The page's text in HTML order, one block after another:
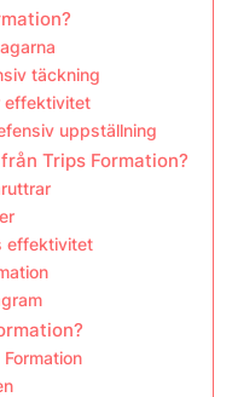
täckning
effektivitet
uppställning
Trips Formation?
effektivitet